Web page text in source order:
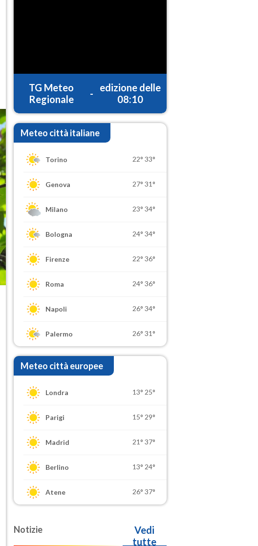
TG Meteo
Regionale
-
edizione delle
08:10
Meteo città italiane
Torino 22° 33°
Genova 27° 31°
Milano 23° 34°
Bologna 24° 34°
Firenze 22° 36°
Roma 24° 36°
Napoli 26° 34°
Palermo 26° 31°
Meteo città europee
Londra 13° 25°
Parigi 15° 29°
Madrid 21° 37°
Berlino 13° 24°
Atene 26° 37°
Notizie
Vedi
tutte